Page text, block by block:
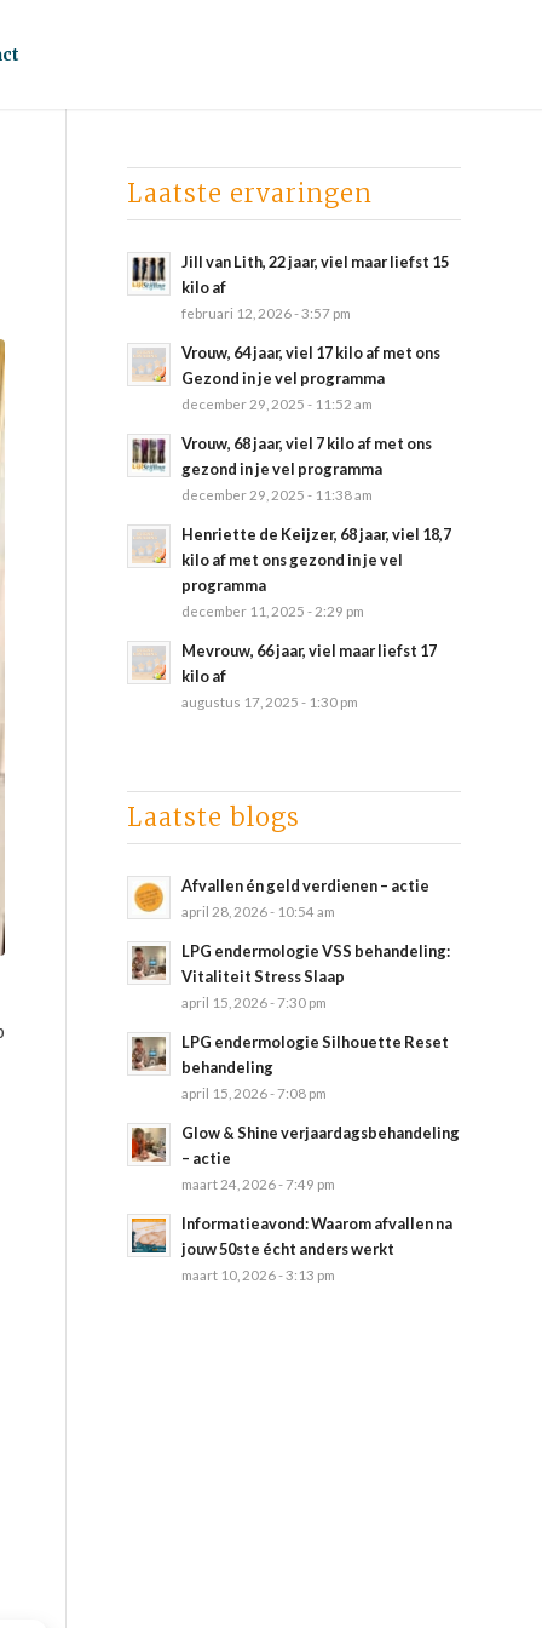
Laatste ervaringen
Jill van Lith, 22 jaar, viel maar liefst 15
kilo af
februari 12, 2026 - 3:57 pm
Vrouw, 64 jaar, viel 17 kilo af met ons
Gezond in je vel programma
december 29, 2025 - 11:52 am
Vrouw, 68 jaar, viel 7 kilo af met ons
gezond in je vel programma
december 29, 2025 - 11:38 am
Henriette de Keijzer, 68 jaar, viel 18,7
kilo af met ons gezond in je vel
programma
december 11, 2025 - 2:29 pm
Mevrouw, 66 jaar, viel maar liefst 17
kilo af
augustus 17, 2025 - 1:30 pm
Laatste blogs
Afvallen én geld verdienen – actie
april 28, 2026 - 10:54 am
LPG endermologie VSS behandeling:
Vitaliteit Stress Slaap
april 15, 2026 - 7:30 pm
LPG endermologie Silhouette Reset
behandeling
april 15, 2026 - 7:08 pm
Glow & Shine verjaardagsbehandeling
– actie
maart 24, 2026 - 7:49 pm
Informatieavond: Waarom afvallen na
jouw 50ste écht anders werkt
maart 10, 2026 - 3:13 pm